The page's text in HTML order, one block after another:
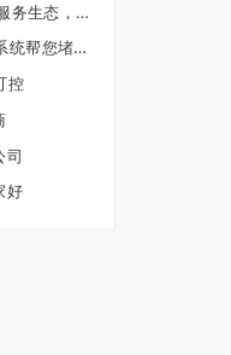
务生态，打
统帮您堵住
控
司
好